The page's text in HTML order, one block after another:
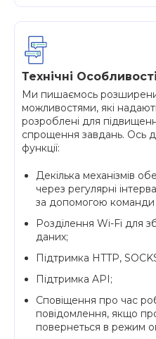
Технічні Особливості
Ми пишаємось
можливостями, які
розроблені для
спрощення завдань. Ось
функції:
Декілька механізмів
через регулярні
за допомогою команди
Розділення Wi-Fi для
даних;
Підтримка HTTP,
Підтримка API;
Сповіщення про час
повідомлення, якщо
повернеться в режим